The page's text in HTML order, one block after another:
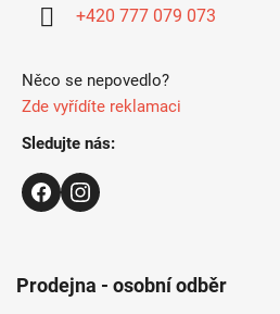
+420 777 079 073
Něco se nepovedlo?
Zde vyřídíte reklamaci
Sledujte nás:
Prodejna - osobní odběr